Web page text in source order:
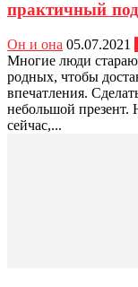
практичный
Он и она 05.07.2021
Многие люди
родных, чтобы
впечатления.
небольшой презент.
сейчас,...